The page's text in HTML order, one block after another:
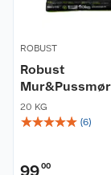
ROBUST
Robust
20 KG
☆☆☆☆☆ (6)
9900